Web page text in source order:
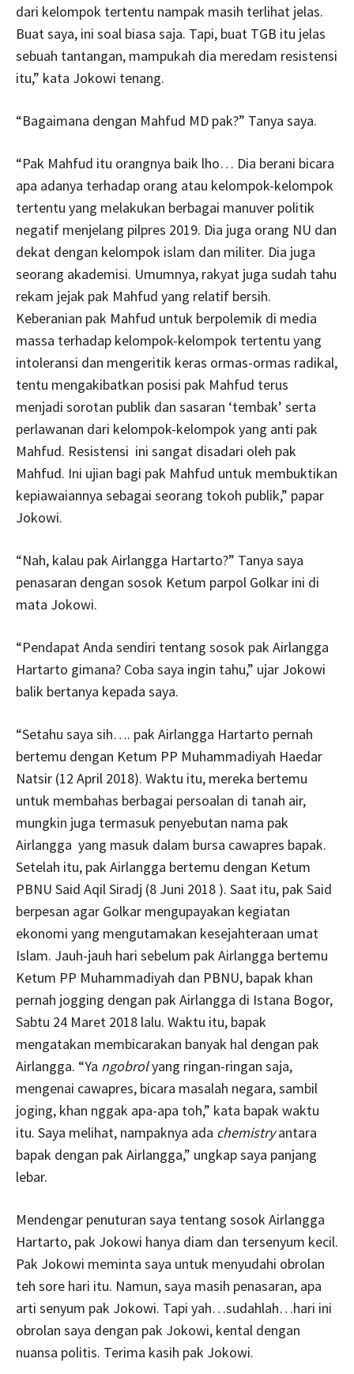
dari kelompok tertentu nampak masih terlihat jelas.
Buat saya, ini soal biasa saja. Tapi, buat TGB itu jelas
sebuah tantangan, mampukah dia meredam resistensi
itu,” kata Jokowi tenang.
“Bagaimana dengan Mahfud MD pak?” Tanya saya.
“Pak Mahfud itu orangnya baik lho… Dia berani bicara
apa adanya terhadap orang atau kelompok-kelompok
tertentu yang melakukan berbagai manuver politik
negatif menjelang pilpres 2019. Dia juga orang NU dan
dekat dengan kelompok islam dan militer. Dia juga
seorang akademisi. Umumnya, rakyat juga sudah tahu
rekam jejak pak Mahfud yang relatif bersih.
Keberanian pak Mahfud untuk berpolemik di media
massa terhadap kelompok-kelompok tertentu yang
intoleransi dan mengeritik keras ormas-ormas radikal,
tentu mengakibatkan posisi pak Mahfud terus
menjadi sorotan publik dan sasaran ‘tembak’ serta
perlawanan dari kelompok-kelompok yang anti pak
Mahfud. Resistensi ini sangat disadari oleh pak
Mahfud. Ini ujian bagi pak Mahfud untuk membuktikan
kepiawaiannya sebagai seorang tokoh publik,” papar
Jokowi.
“Nah, kalau pak Airlangga Hartarto?” Tanya saya
penasaran dengan sosok Ketum parpol Golkar ini di
mata Jokowi.
“Pendapat Anda sendiri tentang sosok pak Airlangga
Hartarto gimana? Coba saya ingin tahu,” ujar Jokowi
balik bertanya kepada saya.
“Setahu saya sih…. pak Airlangga Hartarto pernah
bertemu dengan Ketum PP Muhammadiyah Haedar
Natsir (12 April 2018). Waktu itu, mereka bertemu
untuk membahas berbagai persoalan di tanah air,
mungkin juga termasuk penyebutan nama pak
Airlangga yang masuk dalam bursa cawapres bapak.
Setelah itu, pak Airlangga bertemu dengan Ketum
PBNU Said Aqil Siradj (8 Juni 2018 ). Saat itu, pak Said
berpesan agar Golkar mengupayakan kegiatan
ekonomi yang mengutamakan kesejahteraan umat
Islam. Jauh-jauh hari sebelum pak Airlangga bertemu
Ketum PP Muhammadiyah dan PBNU, bapak khan
pernah jogging dengan pak Airlangga di Istana Bogor,
Sabtu 24 Maret 2018 lalu. Waktu itu, bapak
mengatakan membicarakan banyak hal dengan pak
Airlangga. “Ya ngobrolyang ringan-ringan saja,
mengenai cawapres, bicara masalah negara, sambil
joging, khan nggak apa-apa toh,” kata bapak waktu
itu. Saya melihat, nampaknya ada chemistryantara
bapak dengan pak Airlangga,” ungkap saya panjang
lebar.
Mendengar penuturan saya tentang sosok Airlangga
Hartarto, pak Jokowi hanya diam dan tersenyum kecil.
Pak Jokowi meminta saya untuk menyudahi obrolan
teh sore hari itu. Namun, saya masih penasaran, apa
arti senyum pak Jokowi. Tapi yah…sudahlah…hari ini
obrolan saya dengan pak Jokowi, kental dengan
nuansa politis. Terima kasih pak Jokowi.